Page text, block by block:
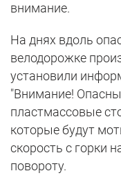
внимание.
На днях вдоль
велодорожке
установили
"Внимание!
пластмассовые
которые будут
скорость с горки
повороту.